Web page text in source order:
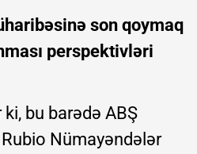
son qoymaq
perspektivləri
bu barədə ABŞ
Nümayəndələr